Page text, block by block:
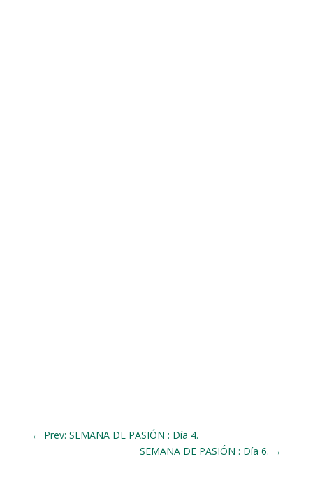
← Prev: SEMANA DE PASIÓN : Día 4.
SEMANA DE PASIÓN : Día 6. →